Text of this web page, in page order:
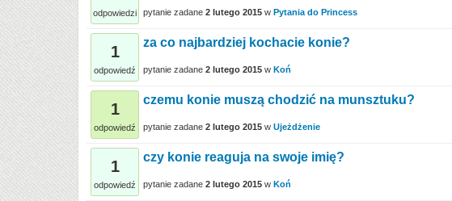
odpowiedzi pytanie zadane 2 lutego 2015 w Pytania do Princess
1
odpowiedź
za co najbardziej kochacie konie?
pytanie zadane 2 lutego 2015 w Koń
1
odpowiedź
czemu konie muszą chodzić na munsztuku?
pytanie zadane 2 lutego 2015 w Ujeżdżenie
1
odpowiedź
czy konie reaguja na swoje imię?
pytanie zadane 2 lutego 2015 w Koń